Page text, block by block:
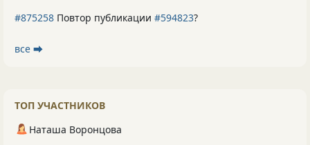
#875258 Повтор публикации #594823?
все ⮕
ТОП УЧАСТНИКОВ
Наташа Воронцова